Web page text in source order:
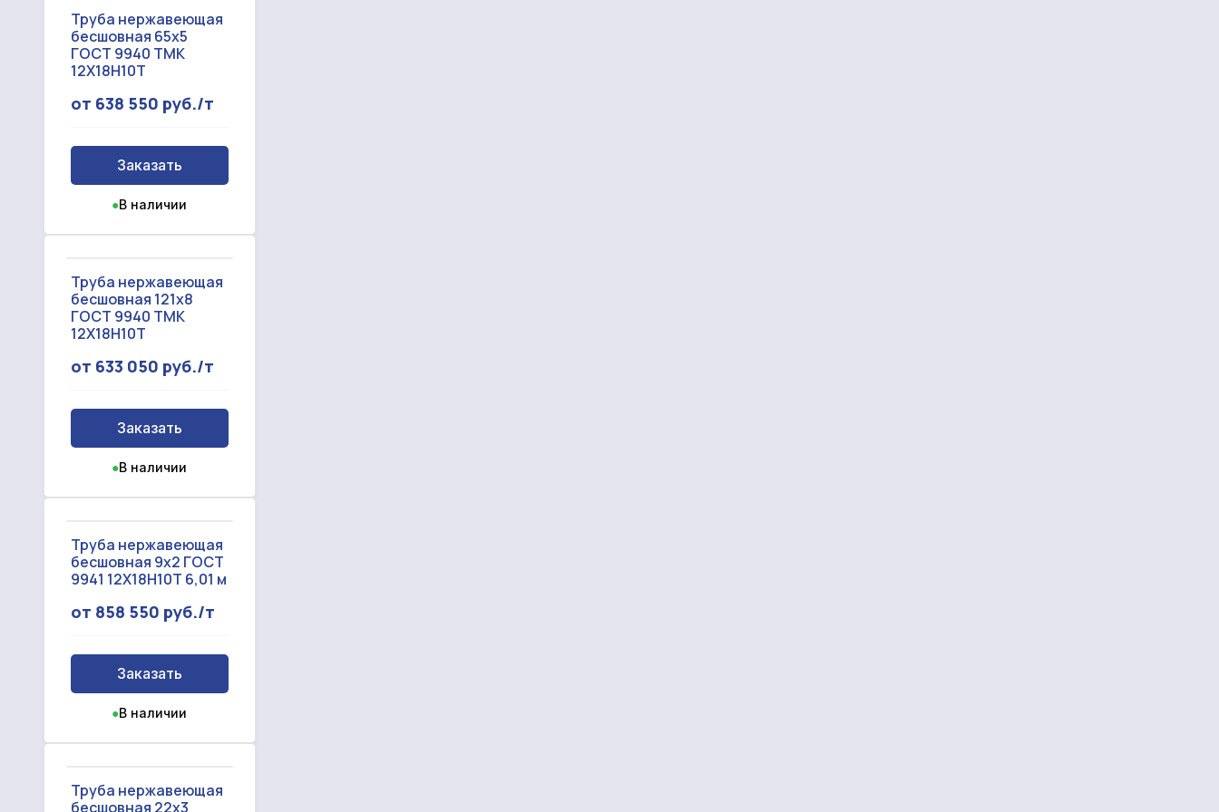
Труба нержавеющая
бесшовная 65x5
ГОСТ 9940 ТМК
12Х18Н10Т
от 638 550 руб./т
Заказать
●В наличии
Труба нержавеющая
бесшовная 121x8
ГОСТ 9940 ТМК
12Х18Н10Т
от 633 050 руб./т
Заказать
●В наличии
Труба нержавеющая
бесшовная 9x2 ГОСТ
9941 12Х18Н10Т 6,01 м
от 858 550 руб./т
Заказать
●В наличии
Труба нержавеющая
бесшовная 22x3